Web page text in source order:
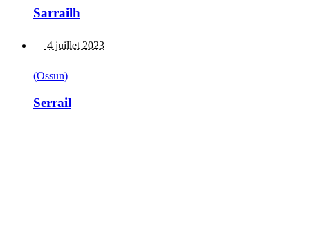
Sarrailh
4 juillet 2023
(Ossun)
Serrail